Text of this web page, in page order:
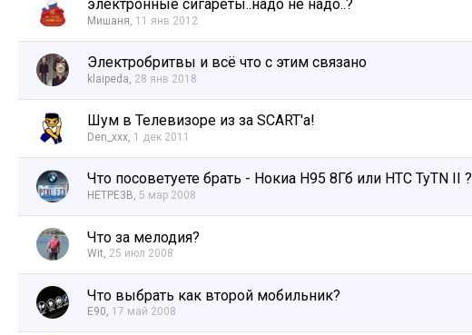
электронные сигареты..надо не надо..?
Мишаня, 11 янв 2012
Электробритвы и всё что с этим связано
klaipeda, 28 янв 2018
Шум в Телевизоре из за SCART'a!
Den_xxx, 1 дек 2011
Что посоветуете брать - Нокиа Н95 8Гб или HTC TyTN II ?
HETPE3B, 5 мар 2008
Что за мелодия?
Wit, 25 июл 2008
Что выбрать как второй мобильник?
E90, 17 май 2008